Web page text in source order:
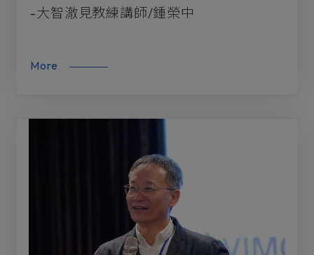
-大智澈見教練講師/鍾榮中
More